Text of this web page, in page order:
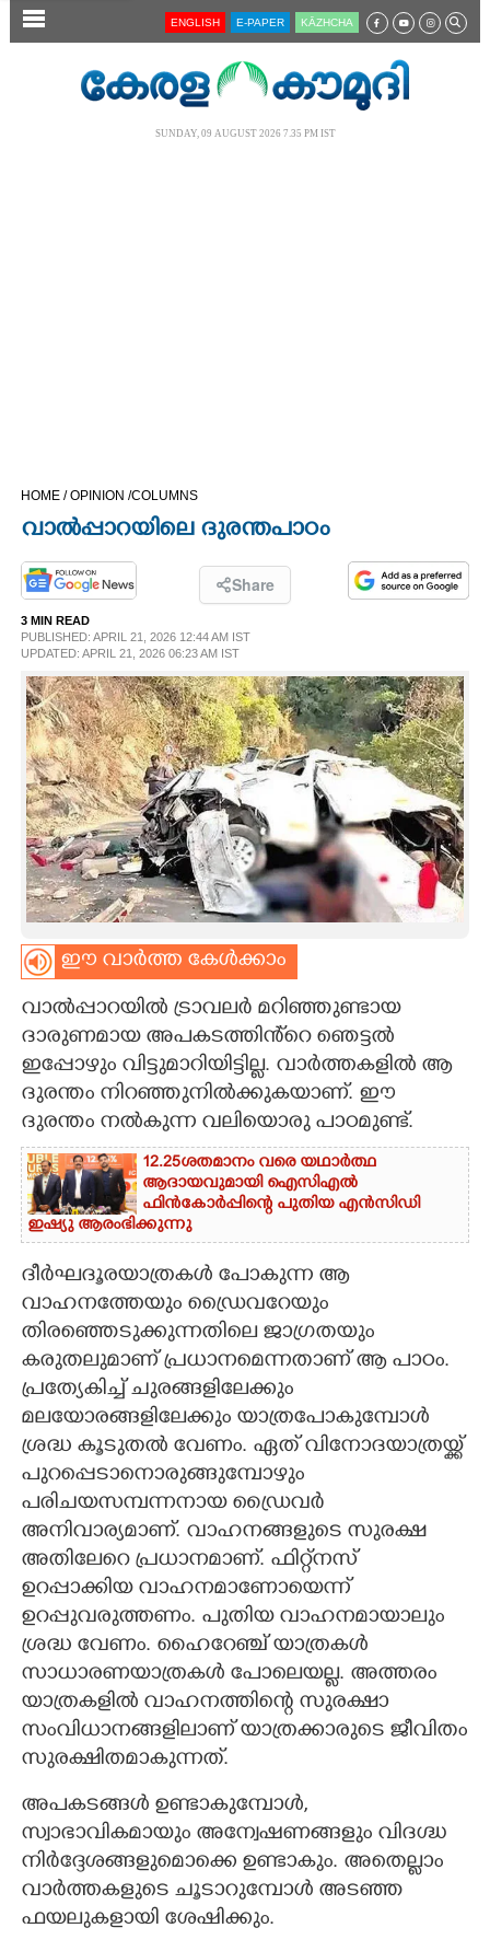
SECTIONS
OPINION
PHOTOS
LIFESTYLE
SPIRITUAL
INFO+
ART
ASTRO
CARTOONS
ZOOM
CONTACT US
ENGLISH E-PAPER KĀZHCHA
SUNDAY, 09 AUGUST 2026 7.35 PM IST
HOME /OPINION /COLUMNS
വാൽപ്പാറയിലെ ദുരന്തപാഠം
Share
3 MIN READ
PUBLISHED: APRIL 21, 2026 12:44 AM IST
UPDATED: APRIL 21, 2026 06:23 AM IST
ഈ വാർത്ത കേൾക്കാം
വാൽപ്പാറയിൽ ട്രാവലർ മറിഞ്ഞുണ്ടായ
ദാരുണമായ അപകടത്തിൻ്റെ ഞെട്ടൽ
ഇപ്പോഴും വിട്ടുമാറിയിട്ടില്ല. വാർത്തകളിൽ ആ
ദുരന്തം നിറഞ്ഞുനിൽക്കുകയാണ്. ഈ
ദുരന്തം നൽകുന്ന വലിയൊരു പാഠമുണ്ട്.
12.25ശതമാനം വരെ യഥാർത്ഥ
ആദായവുമായി ഐസിഎൽ
ഫിൻകോർപ്പിന്റെ പുതിയ എൻസിഡി
ഇഷ്യു ആരംഭിക്കുന്നു
ദീർഘദൂരയാത്രകൾ പോകുന്ന ആ
വാഹനത്തേയും ഡ്രെെവറേയും
തിരഞ്ഞെടുക്കുന്നതിലെ ജാഗ്രതയും
കരുതലുമാണ് പ്രധാനമെന്നതാണ് ആ പാഠം.
പ്രത്യേകിച്ച് ചുരങ്ങളിലേക്കും
മലയോരങ്ങളിലേക്കും യാത്രപോകുമ്പോൾ
ശ്രദ്ധ കൂടുതൽ വേണം. ഏത് വിനോദയാത്രയ്ക്ക്
പുറപ്പെടാനൊരുങ്ങുമ്പോഴും
പരിചയസമ്പന്നനായ ഡ്രൈവർ
അനിവാര്യമാണ്. വാഹനങ്ങളുടെ സുരക്ഷ
അതിലേറെ പ്രധാനമാണ്. ഫിറ്റ്‌നസ്
ഉറപ്പാക്കിയ വാഹനമാണോയെന്ന്
ഉറപ്പുവരുത്തണം. പുതിയ വാഹനമായാലും
ശ്രദ്ധ വേണം. ഹൈറേഞ്ച് യാത്രകൾ
സാധാരണയാത്രകൾ പോലെയല്ല. അത്തരം
യാത്രകളിൽ വാഹനത്തിന്റെ സുരക്ഷാ
സംവിധാനങ്ങളിലാണ് യാത്രക്കാരുടെ ജീവിതം
സുരക്ഷിതമാകുന്നത്.
അപകടങ്ങൾ ഉണ്ടാകുമ്പോൾ,
സ്വാഭാവികമായും അന്വേഷണങ്ങളും വിദഗ്ദ്ധ
നിർദ്ദേശങ്ങളുമൊക്കെ ഉണ്ടാകും. അതെല്ലാം
വാർത്തകളുടെ ചൂടാറുമ്പോൾ അടഞ്ഞ
ഫയലുകളായി ശേഷിക്കും.